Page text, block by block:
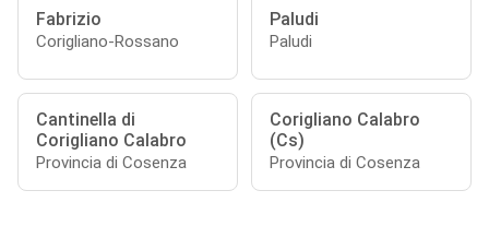
Fabrizio
Corigliano-Rossano
Paludi
Paludi
Cantinella di
Corigliano Calabro
Provincia di Cosenza
Corigliano Calabro
(Cs)
Provincia di Cosenza